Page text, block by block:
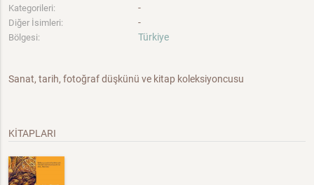
Kategorileri: -
Diğer İsimleri: -
Bölgesi: Türkiye
Sanat, tarih, fotoğraf düşkünü ve kitap koleksiyoncusu
KİTAPLARI